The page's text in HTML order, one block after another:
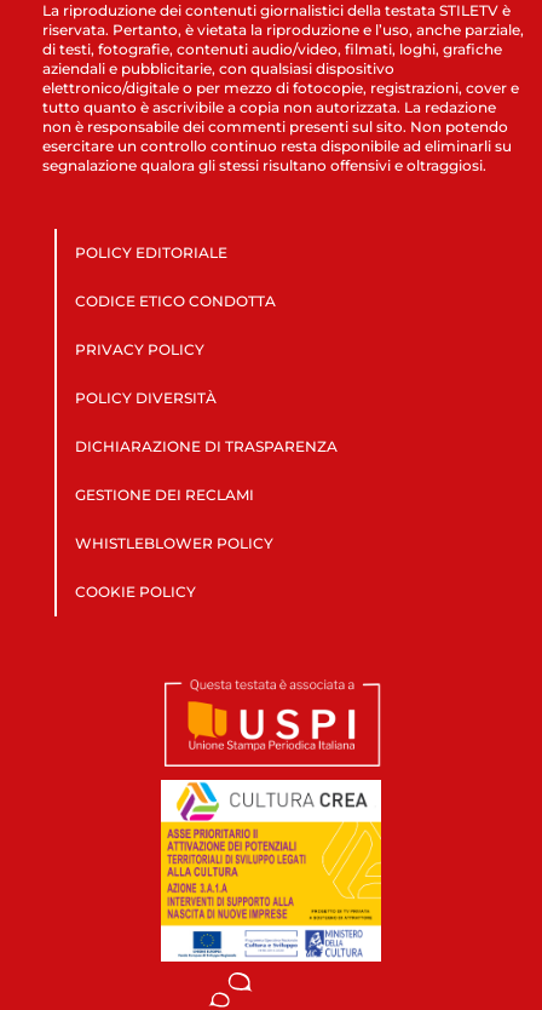
La riproduzione dei contenuti giornalistici della testata STILETV è
riservata. Pertanto, è vietata la riproduzione e l’uso, anche parziale,
di testi, fotografie, contenuti audio/video, filmati, loghi, grafiche
aziendali e pubblicitarie, con qualsiasi dispositivo
elettronico/digitale o per mezzo di fotocopie, registrazioni, cover e
tutto quanto è ascrivibile a copia non autorizzata. La redazione
non è responsabile dei commenti presenti sul sito. Non potendo
esercitare un controllo continuo resta disponibile ad eliminarli su
segnalazione qualora gli stessi risultano offensivi e oltraggiosi.
POLICY EDITORIALE
CODICE ETICO CONDOTTA
PRIVACY POLICY
POLICY DIVERSITÀ
DICHIARAZIONE DI TRASPARENZA
GESTIONE DEI RECLAMI
WHISTLEBLOWER POLICY
COOKIE POLICY